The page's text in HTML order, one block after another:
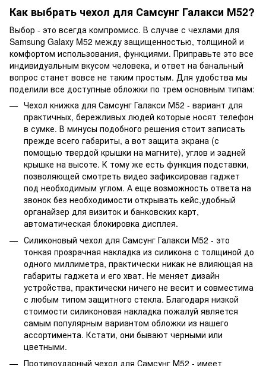
Как выбрать чехол для Самсунг Галакси М52?
Выбор - это всегда компромисс. В случае с чехлами для
Samsung Galaxy M52 между защищенностью, толщиной и
комфортом использования, функциями. Приправьте это все
индивидуальным вкусом человека, и ответ на банальный
вопрос станет вовсе не таким простым. Для удобства мы
поделили все доступные обложки по трем основным типам:
Чехол книжка для Самсунг Галакси М52 - вариант для
практичных, бережливых людей которые носят телефон
в сумке. В минусы подобного решения стоит записать
прежде всего габариты, а вот защита экрана (с
помощью твердой крышки на магните), углов и задней
крышке на высоте. К тому же есть функция подставки,
позволяющей смотреть видео зафиксировав гаджет
под необходимым углом. А еще возможность ответа на
звонок без необходимости открывать кейс,удобный
органайзер для визиток и банковских карт,
автоматическая блокировка дисплея.
Силиконовый чехол для Самсунг Галакси М52 - это
тонкая прозрачная накладка из силикона с толщиной до
одного миллиметра, практически никак не влияющая на
габариты гаджета и его хват. Не меняет дизайн
устройства, практически ничего не весит и совместима
с любым типом защитного стекла. Благодаря низкой
стоимости силиконовая накладка пожалуй является
самым популярным вариантом обложки из нашего
ассортимента. Кстати, они бывают черными или
цветными.
Противоударный чехол для Самсунг М52 - имеет